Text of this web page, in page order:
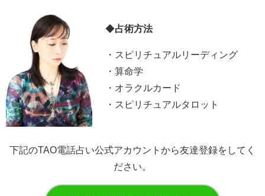
◆占術方法
・スピリチュアルリーディング
・算命学
・オラクルカード
・スピリチュアルタロット
下記のTAO電話占い公式アカウントから友達登録をしてく
ださい。